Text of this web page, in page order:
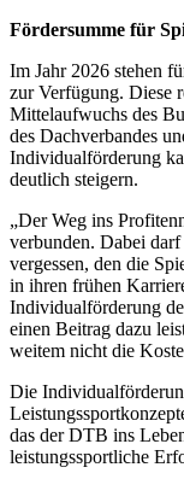
Fördersumme für
Im Jahr 2026 stehen
zur Verfügung. Diese
Mittelaufwuchs des
des Dachverbandes
Individualförderung
deutlich steigern.
„Der Weg ins
verbunden. Dabei
vergessen, den die
in ihren frühen
Individualförderung
einen Beitrag dazu
weitem nicht die
Die
das der DTB ins
leistungssportliche